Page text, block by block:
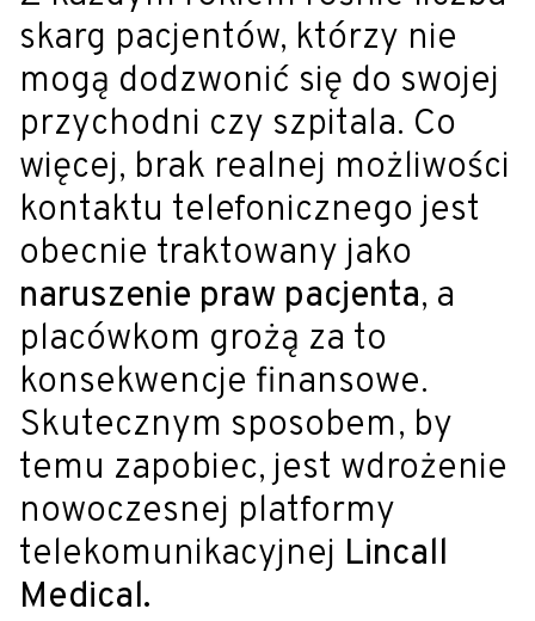
skarg pacjentów, którzy nie
mogą dodzwonić się do swojej
przychodni czy szpitala. Co
więcej, brak realnej możliwości
kontaktu telefonicznego jest
obecnie traktowany jako
naruszenie praw pacjenta, a
placówkom grożą za to
konsekwencje finansowe.
Skutecznym sposobem, by
temu zapobiec, jest wdrożenie
nowoczesnej platformy
telekomunikacyjnej Lincall
Medical.